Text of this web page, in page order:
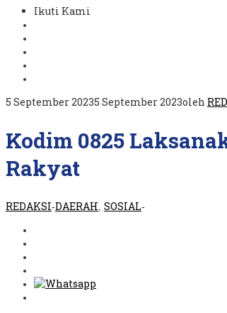
Ikuti Kami
5 September 20235 September 2023oleh
Kodim 0825
Rakyat
REDAKSI-DAERAH SOSIAL-